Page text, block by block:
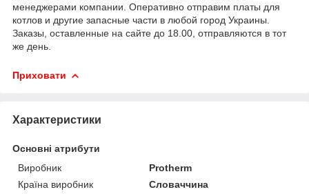
менеджерами компании. Оперативно отправим платы для
котлов и другие запасные части в любой город Украины.
Заказы, оставленные на сайте до 18.00, отправляются в тот
же день.
Приховати
Характеристики
Основні атрибути
Виробник
Protherm
Країна виробник
Словаччина